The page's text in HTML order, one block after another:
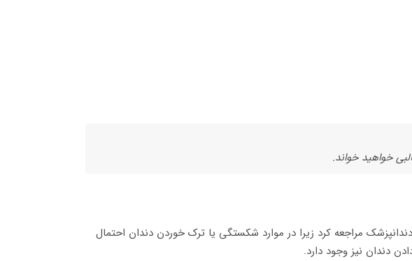
خواهید خواند.
مراجعه کرد زیرا در موارد شکستگی یا ترک خوردن دندان احتمال
دندان نیز وجود دارد.